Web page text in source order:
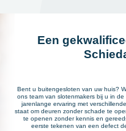
Een
Bent u buitengesloten van uw huis?
ons team van slotenmakers bij u in
jarenlange ervaring met
staat om deuren zonder schade te
te openen zonder kennis en
eerste tekenen van een defect